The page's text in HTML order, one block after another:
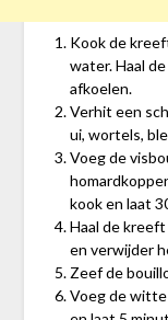
Kook de
water. Haal
afkoelen.
Verhit een
ui, wortels,
Voeg de
kook en laat
Haal de
en verwijder
Zeef de
Voeg de witte